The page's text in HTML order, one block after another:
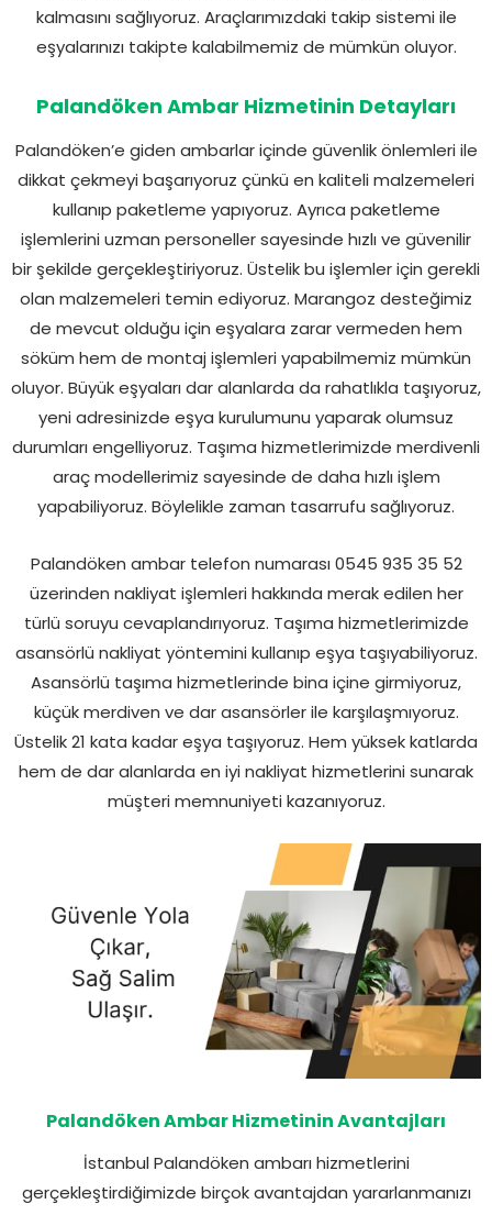
kalmasını sağlıyoruz. Araçlarımızdaki takip sistemi ile
eşyalarınızı takipte kalabilmemiz de mümkün oluyor.
Palandöken Ambar Hizmetinin Detayları
Palandöken’e giden ambarlar içinde güvenlik önlemleri ile
dikkat çekmeyi başarıyoruz çünkü en kaliteli malzemeleri
kullanıp paketleme yapıyoruz. Ayrıca paketleme
işlemlerini uzman personeller sayesinde hızlı ve güvenilir
bir şekilde gerçekleştiriyoruz. Üstelik bu işlemler için gerekli
olan malzemeleri temin ediyoruz. Marangoz desteğimiz
de mevcut olduğu için eşyalara zarar vermeden hem
söküm hem de montaj işlemleri yapabilmemiz mümkün
oluyor. Büyük eşyaları dar alanlarda da rahatlıkla taşıyoruz,
yeni adresinizde eşya kurulumunu yaparak olumsuz
durumları engelliyoruz. Taşıma hizmetlerimizde merdivenli
araç modellerimiz sayesinde de daha hızlı işlem
yapabiliyoruz. Böylelikle zaman tasarrufu sağlıyoruz.
Palandöken ambar telefon numarası 0545 935 35 52
üzerinden nakliyat işlemleri hakkında merak edilen her
türlü soruyu cevaplandırıyoruz. Taşıma hizmetlerimizde
asansörlü nakliyat yöntemini kullanıp eşya taşıyabiliyoruz.
Asansörlü taşıma hizmetlerinde bina içine girmiyoruz,
küçük merdiven ve dar asansörler ile karşılaşmıyoruz.
Üstelik 21 kata kadar eşya taşıyoruz. Hem yüksek katlarda
hem de dar alanlarda en iyi nakliyat hizmetlerini sunarak
müşteri memnuniyeti kazanıyoruz.
Palandöken Ambar Hizmetinin Avantajları
İstanbul Palandöken ambarı hizmetlerini
gerçekleştirdiğimizde birçok avantajdan yararlanmanızı